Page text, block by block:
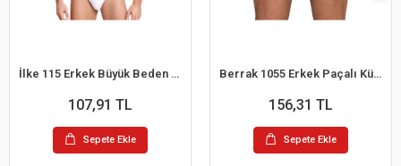
İlke 115 Erkek Büyük Beden Kom Slip Külot 2XL
107,91 TL
Sepete Ekle
Berrak 1055 Erkek Paçalı Külot M
156,31 TL
Sepete Ekle